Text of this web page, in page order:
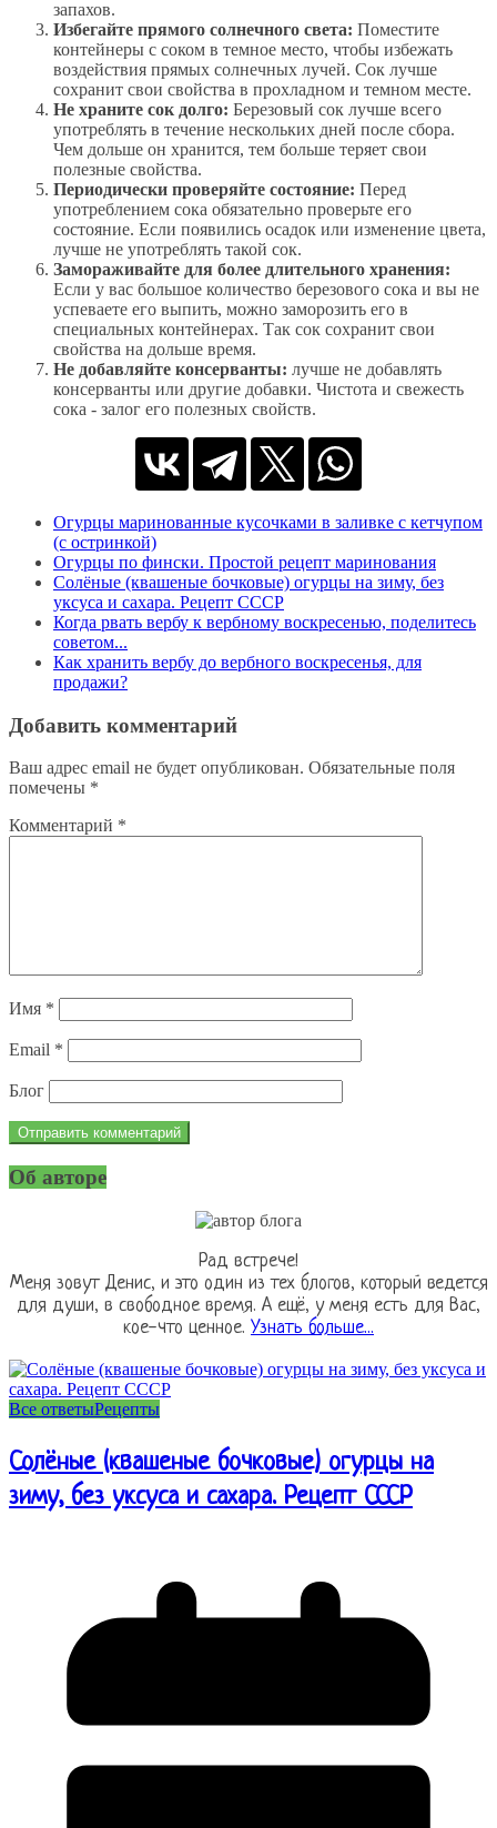
запахов.
Избегайте прямого солнечного света: Поместите
контейнеры с соком в темное место, чтобы избежать
воздействия прямых солнечных лучей. Сок лучше
сохранит свои свойства в прохладном и темном месте.
Не храните сок долго: Березовый сок лучше всего
употреблять в течение нескольких дней после сбора.
Чем дольше он хранится, тем больше теряет свои
полезные свойства.
Периодически проверяйте состояние: Перед
употреблением сока обязательно проверьте его
состояние. Если появились осадок или изменение цвета,
лучше не употреблять такой сок.
Замораживайте для более длительного хранения:
Если у вас большое количество березового сока и вы не
успеваете его выпить, можно заморозить его в
специальных контейнерах. Так сок сохранит свои
свойства на дольше время.
Не добавляйте консерванты: лучше не добавлять
консерванты или другие добавки. Чистота и свежесть
сока - залог его полезных свойств.
Огурцы маринованные кусочками в заливке с кетчупом
(с остринкой)
Огурцы по фински. Простой рецепт маринования
Солёные (квашеные бочковые) огурцы на зиму, без
уксуса и сахара. Рецепт СССР
Когда рвать вербу к вербному воскресенью, поделитесь
советом...
Как хранить вербу до вербного воскресенья, для
продажи?
Добавить комментарий
Ваш адрес email не будет опубликован. Обязательные поля
помечены *
Комментарий *
Имя *
Email *
Блог
Об авторе
Рад встрече!
Меня зовут Денис, и это один из тех блогов, который ведется
для души, в свободное время. А ещё, у меня есть для Вас,
кое-что ценное. Узнать больше...
Все ответыРецепты
Солёные (квашеные бочковые) огурцы на
зиму, без уксуса и сахара. Рецепт СССР